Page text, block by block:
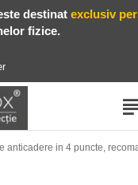
destinat exclusiv
fizice.
anticadere in 4 puncte,